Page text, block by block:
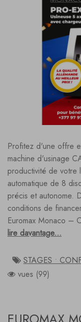
Profitez d'une offre
machine d'usinage
productivité de votre
automatique de 8
précis et autonome.
conditions de
Euromax Monaco –
lire davantage...
STAGES •
vues (99)